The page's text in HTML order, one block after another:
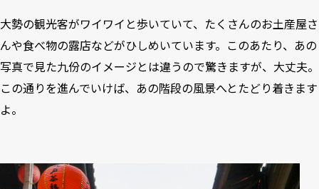
大勢の観光客がワイワイと歩いていて、たくさんのお土産屋さ
んや食べ物の露店などがひしめいています。このあたり、あの
写真で見た九份のイメージとは違うので驚きますが、大丈夫。
この通りを進んでいけば、あの階段の風景へとたどり着きます
よ。